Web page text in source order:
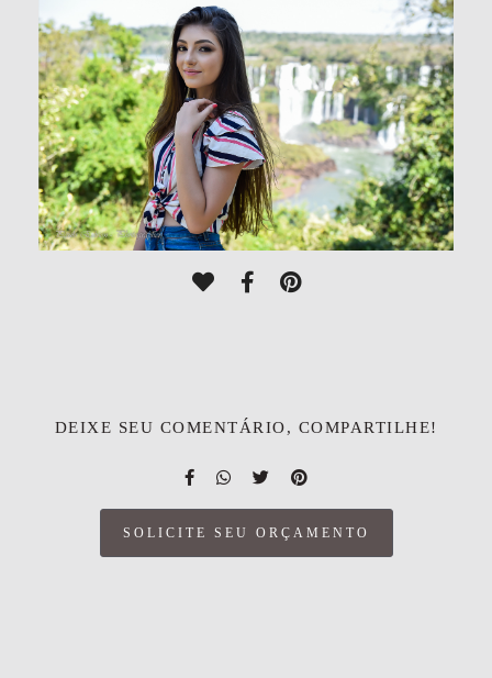
DEIXE SEU COMENTÁRIO, COMPARTILHE!
SOLICITE SEU ORÇAMENTO